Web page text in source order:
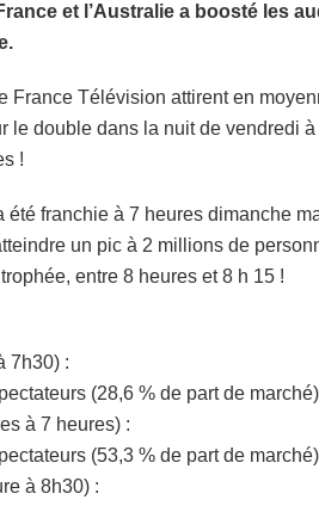
et l’Australie a boosté les
France Télévision attirent en
le double dans la nuit de vendredi
!
franchie à 7 heures dimanche
un pic à 2 millions de
entre 8 heures et 8 h 15 !
7h30) :
(28,6 % de part de marché)
à 7 heures) :
(53,3 % de part de marché)
à 8h30) :